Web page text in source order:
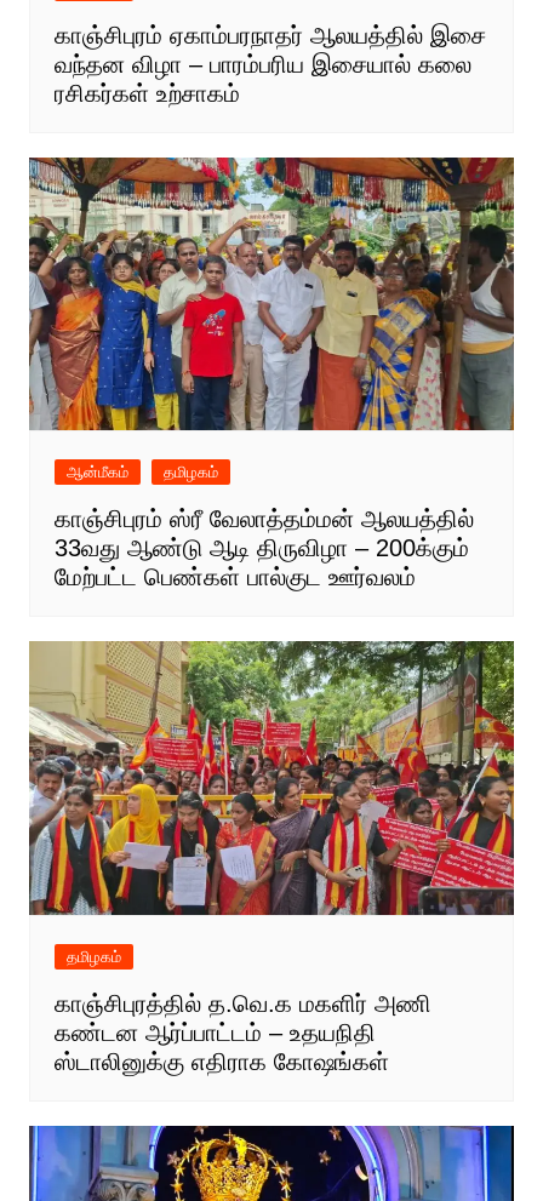
காஞ்சிபுரம் ஏகாம்பரநாதர் ஆலயத்தில் இசை
வந்தன விழா – பாரம்பரிய இசையால் கலை
ரசிகர்கள் உற்சாகம்
ஆன்மீகம் தமிழகம்
காஞ்சிபுரம் ஸ்ரீ வேலாத்தம்மன் ஆலயத்தில்
33வது ஆண்டு ஆடி திருவிழா – 200க்கும்
மேற்பட்ட பெண்கள் பால்குட ஊர்வலம்
தமிழகம்
காஞ்சிபுரத்தில் த.வெ.க மகளிர் அணி
கண்டன ஆர்ப்பாட்டம் – உதயநிதி
ஸ்டாலினுக்கு எதிராக கோஷங்கள்